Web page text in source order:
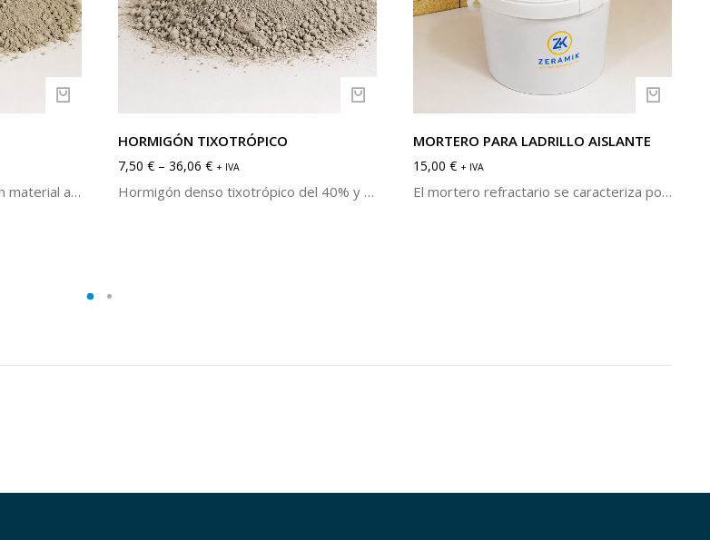
El hormigón tixotrópico es un material aglomerado compuesto cemento, agregados y aditivos tixotrópicos. Se caracteriza por su alta resistencia mecánica y al choque térmico. Disponible en calidades de 40% y 50% de alúmina. Se puede servir en sacos de 25kg o en cubos de 5kg.
HORMIGÓN TIXOTRÓPICO
7,50 € – 36,06 € + IVA
Hormigón denso tixotrópico del 40% y 50% de alúmina, en base chamota. Se caracteriza por su alta resistencia mecánica y resistencia al choque térmico.
MORTERO PARA LADRILLO AISLANTE
15,00 € + IVA
El mortero refractario se caracteriza por su buena adhesión. Útil para la unión de piezas aptas para soportar altas temperaturas como ladrillos y losetas refractarias. Se sirve en cubos de 5 kg.